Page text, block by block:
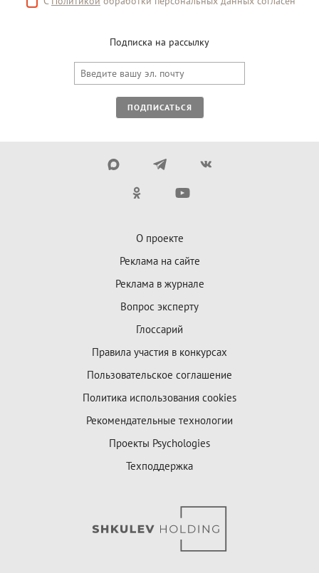
Подписка на рассылку
ПОДПИСАТЬСЯ
О проекте
Реклама на сайте
Реклама в журнале
Вопрос эксперту
Глоссарий
Правила участия в конкурсах
Пользовательское соглашение
Политика использования cookies
Рекомендательные технологии
Проекты Psychologies
Техподдержка